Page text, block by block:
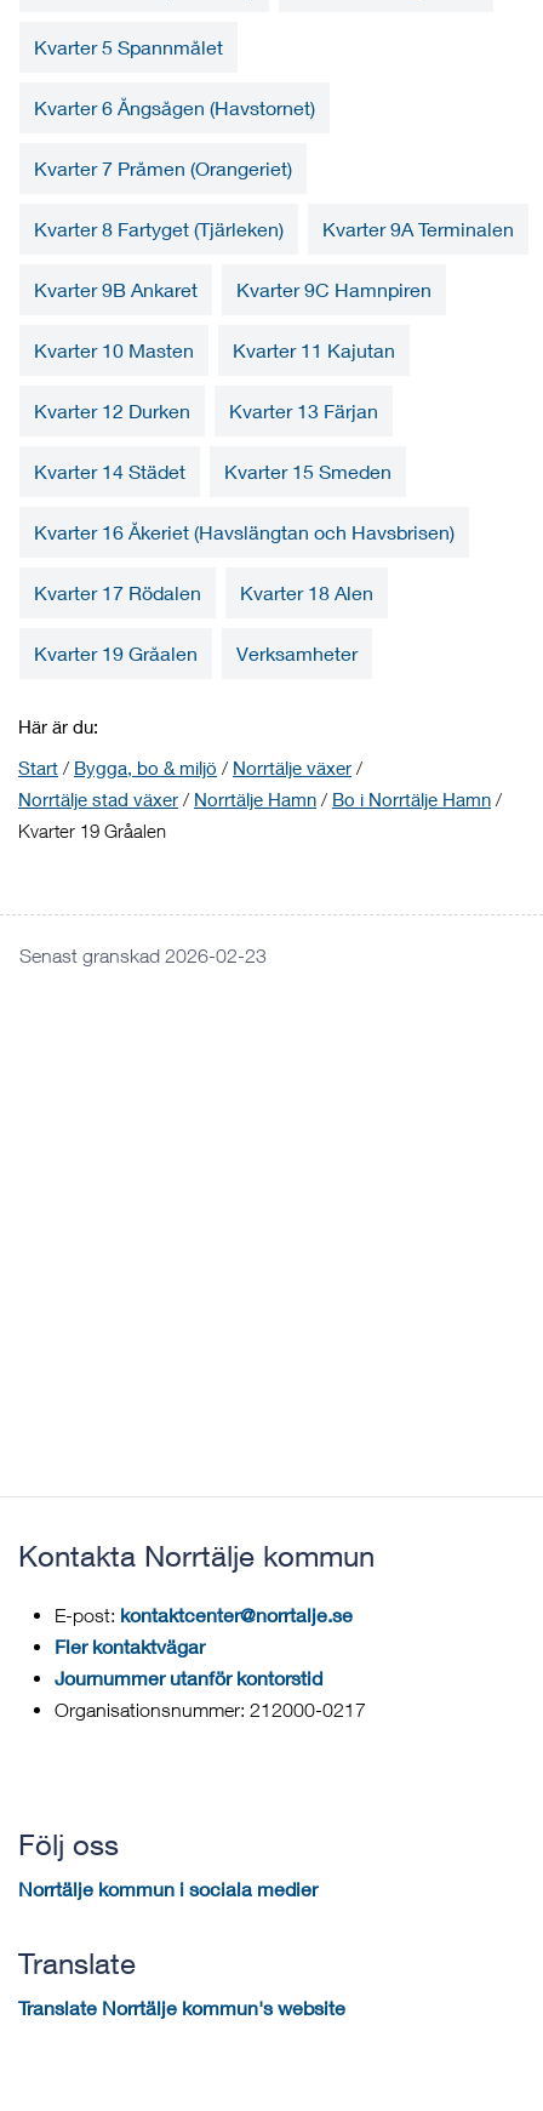
Kvarter 5 Spannmålet
Kvarter 6 Ångsågen (Havstornet)
Kvarter 7 Pråmen (Orangeriet)
Kvarter 8 Fartyget (Tjärleken) Kvarter 9A Terminalen
Kvarter 9B Ankaret Kvarter 9C Hamnpiren
Kvarter 10 Masten Kvarter 11 Kajutan
Kvarter 12 Durken Kvarter 13 Färjan
Kvarter 14 Städet Kvarter 15 Smeden
Kvarter 16 Åkeriet (Havslängtan och Havsbrisen)
Kvarter 17 Rödalen Kvarter 18 Alen
Kvarter 19 Gråalen Verksamheter
Här är du:
Start / Bygga, bo & miljö / Norrtälje växer /
Norrtälje stad växer / Norrtälje Hamn / Bo i Norrtälje Hamn /
Kvarter 19 Gråalen
Senast granskad 2026-02-23
Kontakta Norrtälje kommun
E-post: kontaktcenter@norrtalje.se
Fler kontaktvägar
Journummer utanför kontorstid
Organisationsnummer: 212000-0217
Följ oss
Norrtälje kommun i sociala medier
Translate
Translate Norrtälje kommun's website